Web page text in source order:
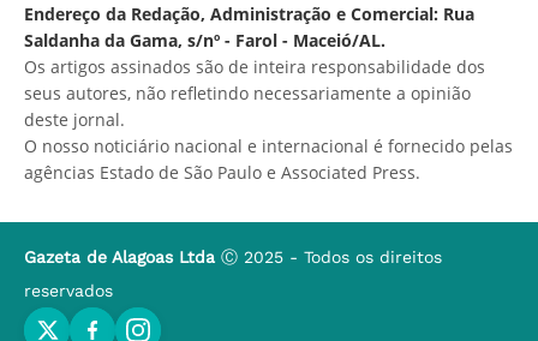
Endereço da Redação, Administração e Comercial: Rua
Saldanha da Gama, s/nº - Farol - Maceió/AL.
Os artigos assinados são de inteira responsabilidade dos
seus autores, não refletindo necessariamente a opinião
deste jornal.
O nosso noticiário nacional e internacional é fornecido pelas
agências Estado de São Paulo e Associated Press.
Gazeta de Alagoas Ltda Ⓒ 2025 - Todos os direitos
reservados